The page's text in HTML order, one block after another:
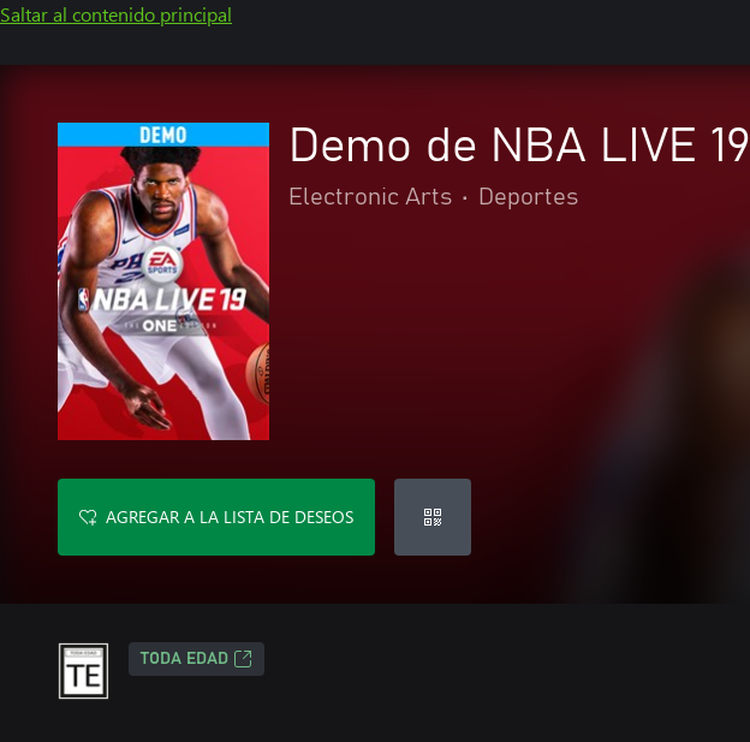
Saltar al contenido principal
Demo de NBA LIVE 19
Electronic Arts • Deportes
AGREGAR A LA LISTA DE DESEOS
TODA EDAD